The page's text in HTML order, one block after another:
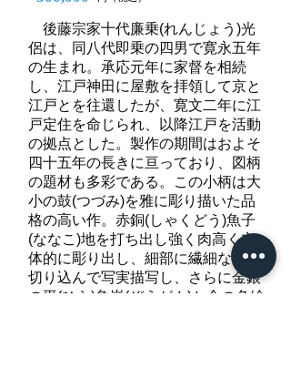
後藤宗家十代廉乗(れんじょう)光
侶は、同八代即乗の四男で寛永五年
の生まれ。承応元年に家督を相続
し、江戸神田に屋敷を拝領して京と
江戸とを往還したが、寛文二年に江
戸定住を命じられ、以降江戸を活動
の拠点とした。製作の期間はおよそ
四十五年の長きに亘っており、図柄
の題材も多彩である。この小柄は大
小の鼓(つづみ)を雅に彫り描いた品
格の高い作。赤銅(しゃくどう)魚子
(ななこ)地を打ち出し強く肉高く立
体的に彫り出し、細部に繊細な鏨を
切り込んで写実描写し、さらに金銀
の平(ひら)象嵌(ぞうがん)と金の色絵